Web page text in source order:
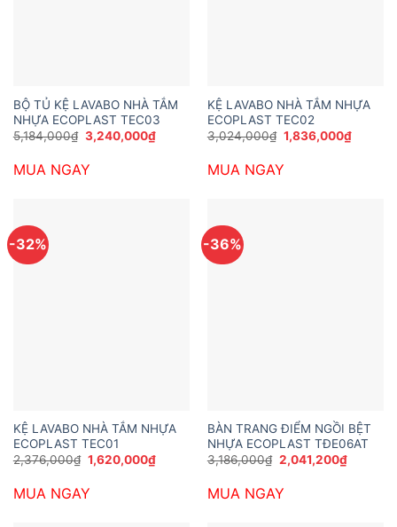
BỘ TỦ KỆ LAVABO NHÀ TẮM
NHỰA ECOPLAST TEC03
5,184,000₫ Giá
gốc
5,184,000₫.
3,240,000₫Giá
hiện
MUA NGAY
KỆ LAVABO NHÀ TẮM NHỰA
ECOPLAST TEC02
3,024,000₫ Giá
gốc
3,024,000₫.
1,836,000₫Giá
hiện
MUA NGAY
-32%
KỆ LAVABO NHÀ TẮM NHỰA
ECOPLAST TEC01
2,376,000₫ Giá
gốc
2,376,000₫.
1,620,000₫Giá
hiện
MUA NGAY
-36%
BÀN TRANG ĐIỂM NGỒI BỆT
NHỰA ECOPLAST TĐE06AT
3,186,000₫ Giá
gốc
3,186,000₫.
2,041,200₫Giá
hiện
MUA NGAY